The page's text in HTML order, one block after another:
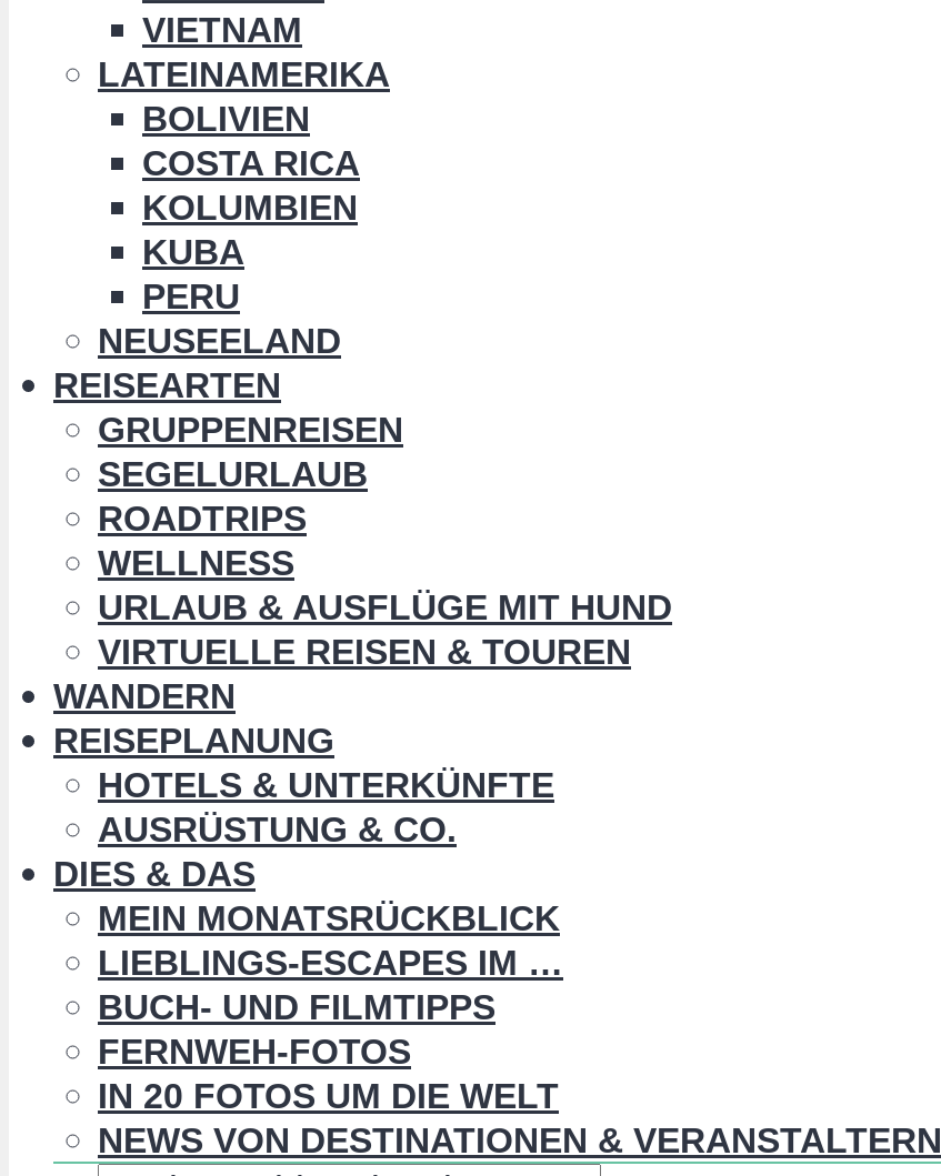
VIETNAM
LATEINAMERIKA
BOLIVIEN
COSTA RICA
KOLUMBIEN
KUBA
PERU
NEUSEELAND
REISEARTEN
GRUPPENREISEN
SEGELURLAUB
ROADTRIPS
WELLNESS
URLAUB & AUSFLÜGE MIT HUND
VIRTUELLE REISEN & TOUREN
WANDERN
REISEPLANUNG
HOTELS & UNTERKÜNFTE
AUSRÜSTUNG & CO.
DIES & DAS
MEIN MONATSRÜCKBLICK
LIEBLINGS-ESCAPES IM …
BUCH- UND FILMTIPPS
FERNWEH-FOTOS
IN 20 FOTOS UM DIE WELT
NEWS VON DESTINATIONEN & VERANSTALTERN